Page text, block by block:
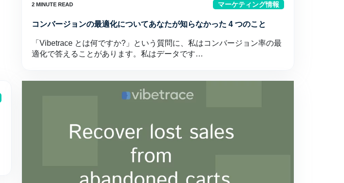
マーケティング情報
コンバージョンの最適化についてあなたが知らなかった 4 つのこと
「Vibetrace とは何ですか?」という質問に、私はコンバージョン率の最
適化で答えることがあります。私はデータです…